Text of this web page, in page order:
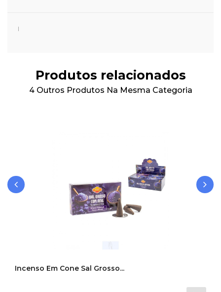
I
Produtos relacionados
4 Outros Produtos Na Mesma Categoria
Incenso Em Cone Sal Grosso...